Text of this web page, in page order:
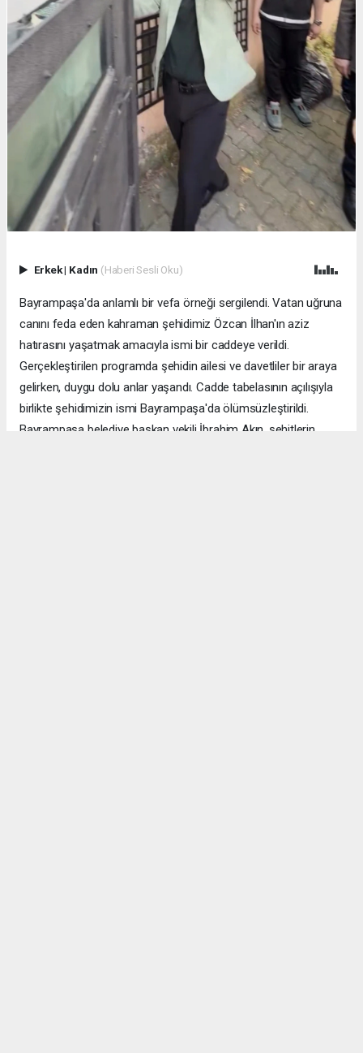
Erkek| Kadın (Haberi Sesli Oku)
Bayrampaşa'da anlamlı bir vefa örneği sergilendi. Vatan uğruna
canını feda eden kahraman şehidimiz Özcan İlhan'ın aziz
hatırasını yaşatmak amacıyla ismi bir caddeye verildi.
Gerçekleştirilen programda şehidin ailesi ve davetliler bir araya
gelirken, duygu dolu anlar yaşandı. Cadde tabelasının açılışıyla
birlikte şehidimizin ismi Bayrampaşa'da ölümsüzleştirildi.
Bayrampaşa belediye başkan vekili İbrahim Akın, şehitlerin